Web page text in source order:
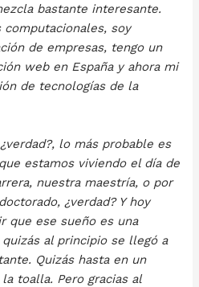
bastante interesante.
soy
de empresas, tengo un
web en España y ahora mi
de tecnologías de la
lo más probable es
estamos viviendo el día de
nuestra maestría, o por
¿verdad? Y hoy
que ese sueño es una
al principio se llegó a
Quizás hasta en un
toalla. Pero gracias al